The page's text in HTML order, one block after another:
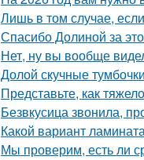
Лишь в том случае,
Спасибо Долиной за
Нет, ну вы вообще
Долой скучные
Представьте, как
Безвкусица звонила,
Какой вариант
Мы проверим, есть ли